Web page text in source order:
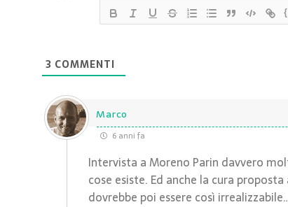
3 COMMENTI
Marco
6 anni fa
Intervista a Moreno Parin davvero
cose esiste. Ed anche la cura
dovrebbe poi essere così